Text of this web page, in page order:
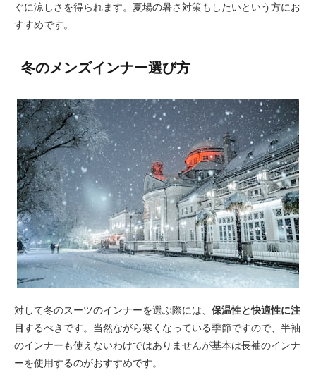
ぐに涼しさを得られます。夏場の暑さ対策もしたいという方にお
すすめです。
冬のメンズインナー選び方
対して冬のスーツのインナーを選ぶ際には、 保温性と快適性に注
目するべきです。当然ながら寒くなっている季節ですので、半袖
のインナーも使えないわけではありませんが基本は長袖のインナ
ーを使用するのがおすすめです。